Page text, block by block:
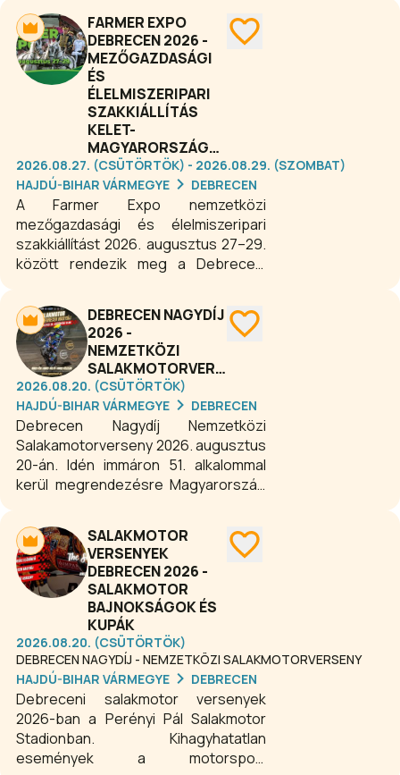
kezdő szintről indul.
FARMER EXPO
DEBRECEN 2026 -
MEZŐGAZDASÁGI
ÉS
ÉLELMISZERIPARI
SZAKKIÁLLÍTÁS
KELET-
MAGYARORSZÁGON
2026.08.27. (CSÜTÖRTÖK) - 2026.08.29. (SZOMBAT)
HAJDÚ-BIHAR VÁRMEGYE
DEBRECEN
A Farmer Expo nemzetközi
mezőgazdasági és élelmiszeripari
szakkiállítást 2026. augusztus 27–29.
között rendezik meg a Debreceni
A rangos esemény Kelet-
Magyarország egyik legjelentősebb
agrárkiállítása, amely a szakmai
látogatók, gazdálkodók, vállalkozások
és az agrárium iránt érdeklődők
számára egyaránt izgalmas
programokat kínál. A Farmer Expo
Debrecen 2026 nemcsak szakmai
találkozóhely, hanem élménydús
program is minden korosztály
számára, ahol a mezőgazdaság, az
legújabb eredményei kerülnek a
középpontba.
DEBRECEN NAGYDÍJ
2026 -
NEMZETKÖZI
SALAKMOTORVERSENY
2026.08.20. (CSÜTÖRTÖK)
HAJDÚ-BIHAR VÁRMEGYE
DEBRECEN
Debrecen Nagydíj Nemzetközi
Salakamotorverseny 2026. augusztus
20-án. Idén immáron 51. alkalommal
kerül megrendezésre Magyarország
hagyománnyal bíró, nemzetközi
motorsport eseménye a Debrecen
Nagydíj, melyre igencsak büszkék
lehetünk, mivel világszerte is unikális
az ilyen nagy tradícióval rendelkező
viadal! A trófea elhódítása nagy
presztízzsel és elismeréssel bír.
SALAKMOTOR
VERSENYEK
DEBRECEN 2026 -
SALAKMOTOR
BAJNOKSÁGOK ÉS
KUPÁK
2026.08.20. (CSÜTÖRTÖK)
DEBRECEN NAGYDÍJ - NEMZETKÖZI SALAKMOTORVERSENY
HAJDÚ-BIHAR VÁRMEGYE
DEBRECEN
Debreceni salakmotor versenyek
2026-ban a Perényi Pál Salakmotor
Stadionban. Kihagyhatatlan
események a motorsport